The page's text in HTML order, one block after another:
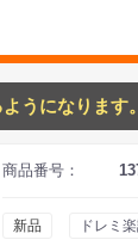
うになります。
商品番号：
新品 ドレミ